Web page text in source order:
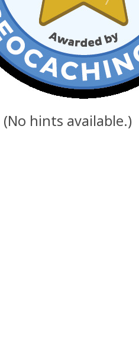
(No hints available.)